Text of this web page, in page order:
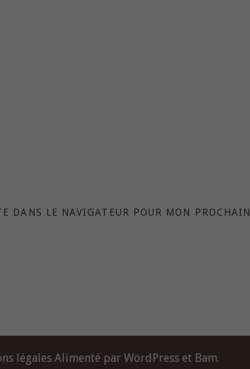
DANS LE NAVIGATEUR POUR MON PROCHAIN
légalesAlimenté par WordPresset Bam.